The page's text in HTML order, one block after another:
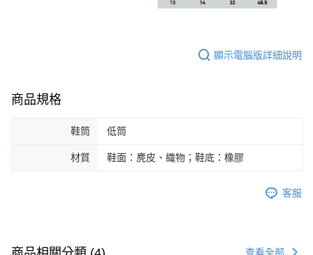
顯示電腦版詳細說明
商品規格
鞋筒 低筒
材質 鞋面：麂皮、織物；鞋底：橡膠
客服
查看全部